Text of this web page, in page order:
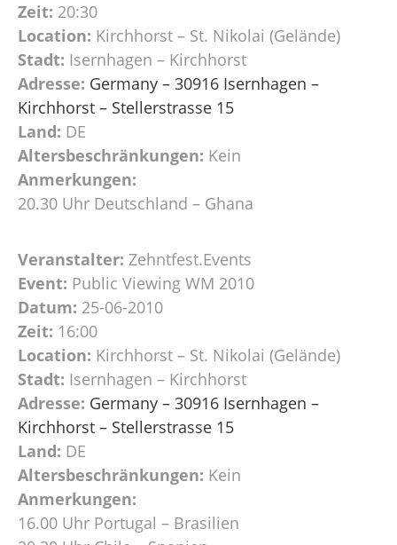
Zeit: 20:30
Location: Kirchhorst – St. Nikolai (Gelände)
Stadt: Isernhagen – Kirchhorst
Adresse: Germany – 30916 Isernhagen –
Kirchhorst – Stellerstrasse 15
Land: DE
Altersbeschränkungen: Kein
Anmerkungen:
20.30 Uhr Deutschland – Ghana
Veranstalter: Zehntfest.Events
Event: Public Viewing WM 2010
Datum: 25-06-2010
Zeit: 16:00
Location: Kirchhorst – St. Nikolai (Gelände)
Stadt: Isernhagen – Kirchhorst
Adresse: Germany – 30916 Isernhagen –
Kirchhorst – Stellerstrasse 15
Land: DE
Altersbeschränkungen: Kein
Anmerkungen:
16.00 Uhr Portugal – Brasilien